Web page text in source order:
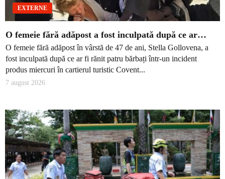
EXTERNE
O femeie fără adăpost a fost inculpată după ce ar…
O femeie fără adăpost în vârstă de 47 de ani, Stella Gollovena, a
fost inculpată după ce ar fi rănit patru bărbați într-un incident
produs miercuri în cartierul turistic Covent...
7 august 2026